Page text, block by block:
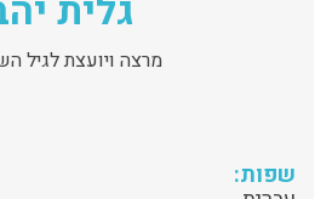
גלית
מרצה ויועצת לגיל
שפות: